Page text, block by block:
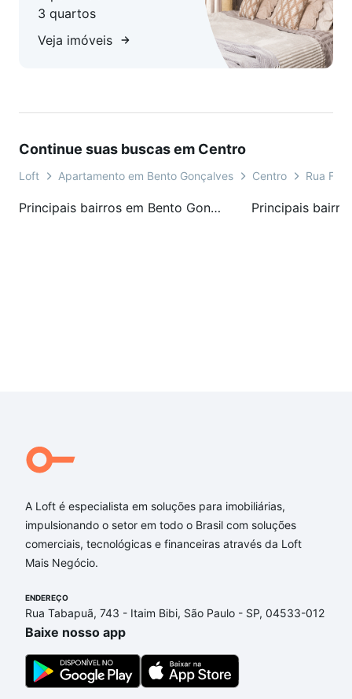
3 quartos
Veja imóveis
Continue suas buscas em Centro
Loft Apartamento em Bento Gonçalves Centro Rua
Principais bairros em Bento Gonçalves, RS
A Loft é especialista em soluções para imobiliárias,
impulsionando o setor em todo o Brasil com soluções
comerciais, tecnológicas e financeiras através da Loft
Mais Negócio.
ENDEREÇO
Rua Tabapuã, 743 - Itaim Bibi, São Paulo - SP, 04533-012
Baixe nosso app